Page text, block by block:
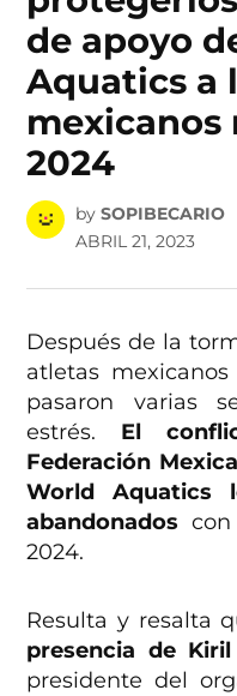
de apoyo
Aquatics a
mexicanos
2024
by SOPIBECARIO
ABRIL 21, 2023
Después de la
atletas
pasaron varias
estrés. El
Federación
World Aquatics
abandonados
2024.
Resulta y resalta
presencia de
presidente del